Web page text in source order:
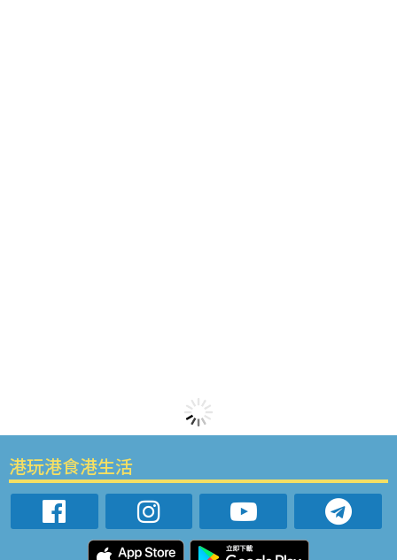
港玩港食港生活